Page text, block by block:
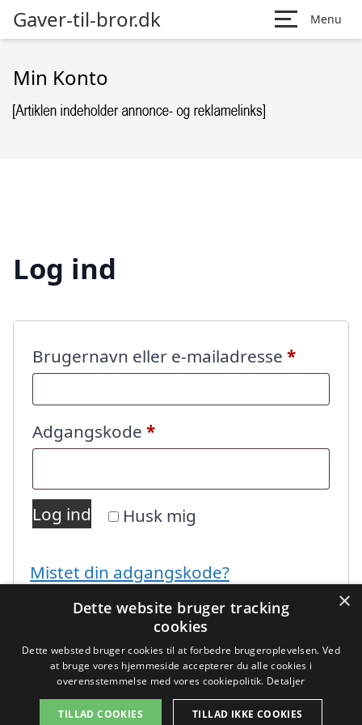
Gaver-til-bror.dk Menu
Min Konto
Log ind
Brugernavn eller e-mailadresse *
Adgangskode *Påkrævet
Husk mig
Log ind
Mistet din adgangskode?
Copyright 2026 - Pilanto Aps
×
Dette website bruger tracking
cookies
Dette websted bruger cookies til at forbedre brugeroplevelsen. Ved
at bruge vores hjemmeside accepterer du alle cookies i
overensstemmelse med vores cookiepolitik. Detaljer
TILLAD COOKIES TILLAD IKKE COOKIES